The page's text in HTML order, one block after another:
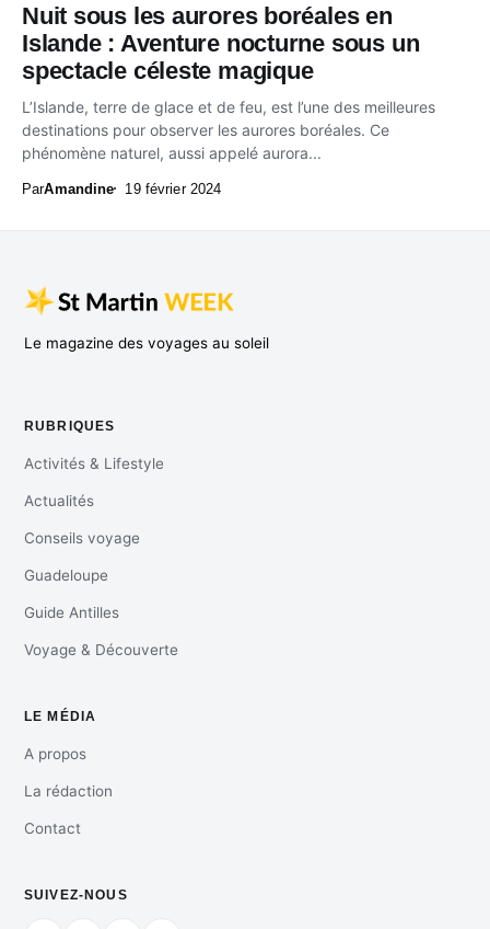
Nuit sous les aurores boréales en
Islande : Aventure nocturne sous un
spectacle céleste magique
L’Islande, terre de glace et de feu, est l’une des meilleures
destinations pour observer les aurores boréales. Ce
phénomène naturel, aussi appelé aurora...
ParAmandine 19 février 2024
Le magazine des voyages au soleil
RUBRIQUES
Activités & Lifestyle
Actualités
Conseils voyage
Guadeloupe
Guide Antilles
Voyage & Découverte
LE MÉDIA
A propos
La rédaction
Contact
SUIVEZ-NOUS